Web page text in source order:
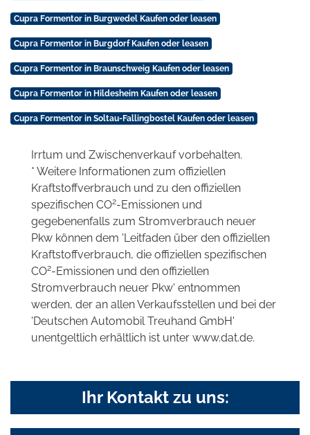
Cupra Formentor in Burgwedel Kaufen oder leasen
Cupra Formentor in Burgdorf Kaufen oder leasen
Cupra Formentor in Braunschweig Kaufen oder leasen
Cupra Formentor in Hildesheim Kaufen oder leasen
Cupra Formentor in Soltau-Fallingbostel Kaufen oder leasen
Irrtum und Zwischenverkauf vorbehalten.
* Weitere Informationen zum offiziellen
Kraftstoffverbrauch und zu den offiziellen
spezifischen CO2-Emissionen und
gegebenenfalls zum Stromverbrauch neuer
Pkw können dem 'Leitfaden über den offiziellen
Kraftstoffverbrauch, die offiziellen spezifischen
CO2-Emissionen und den offiziellen
Stromverbrauch neuer Pkw' entnommen
werden, der an allen Verkaufsstellen und bei der
'Deutschen Automobil Treuhand GmbH'
unentgeltlich erhältlich ist unter www.dat.de.
Ihr Kontakt zu uns: